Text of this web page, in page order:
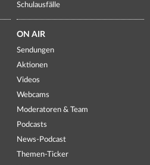
Schulausfälle
ON AIR
Sendungen
Aktionen
Videos
Webcams
Moderatoren & Team
Podcasts
News-Podcast
Themen-Ticker